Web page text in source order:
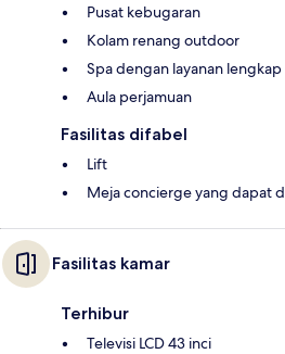
Pusat kebugaran
Kolam renang outdoor
Spa dengan layanan lengkap
Aula perjamuan
Fasilitas difabel
Lift
Meja concierge yang dapat
Fasilitas kamar
Terhibur
Televisi LCD 43 inci